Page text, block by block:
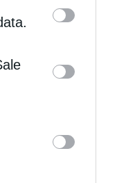
the IAB’s list
by us to
of